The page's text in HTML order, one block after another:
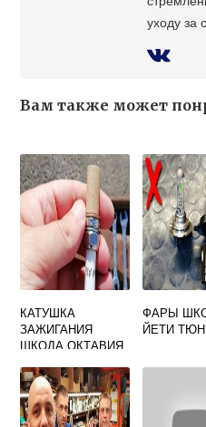
уходу за
Вам также может
КАТУШКА
ЗАЖИГАНИЯ
ШКОДА ОКТАВИЯ
ФАРЫ
ЙЕТИ